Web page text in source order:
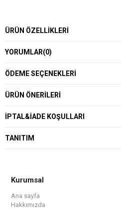
ÜRÜN ÖZELLIKLERI
YORUMLAR(0)
ÖDEME SEÇENEKLERI
ÜRÜN ÖNERILERI
İPTAL&İADE KOŞULLARI
TANITIM
Kurumsal
Ana sayfa
Hakkımızda